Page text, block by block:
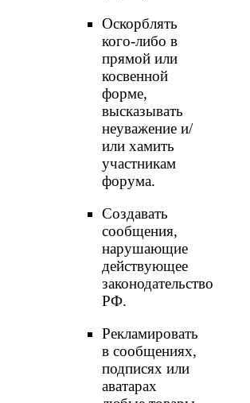
Оскорблять
кого-либо в
прямой или
косвенной
форме,
высказывать
неуважение и/
или хамить
участникам
форума.
Создавать
сообщения,
наpyшающие
действyющее
законодательство
РФ.
Рекламировать
в сообщениях,
подписях или
аватарах